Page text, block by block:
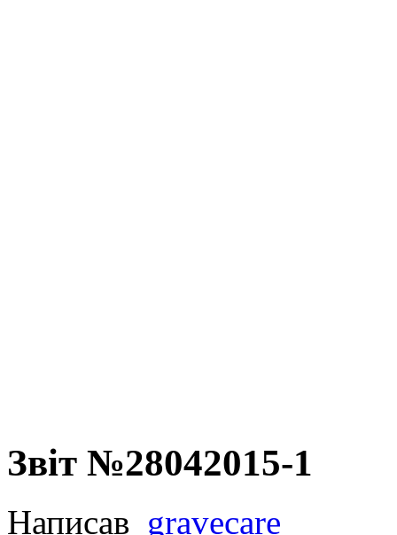
Звіт №28042015-1
Написав gravecare